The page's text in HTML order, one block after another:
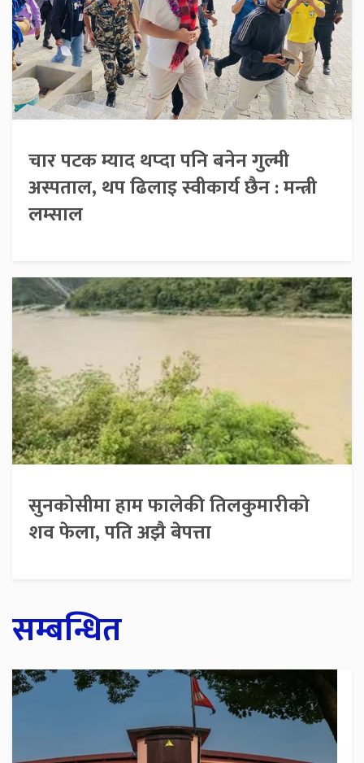
चार पटक म्याद थप्दा पनि बनेन गुल्मी
अस्पताल, थप ढिलाइ स्वीकार्य छैन : मन्त्री
लम्साल
सुनकोसीमा हाम फालेकी तिलकुमारीको
शव फेला, पति अझै बेपत्ता
सम्बन्धित